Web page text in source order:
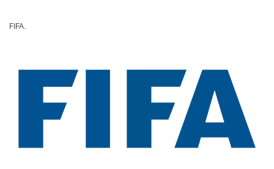
FIFA.